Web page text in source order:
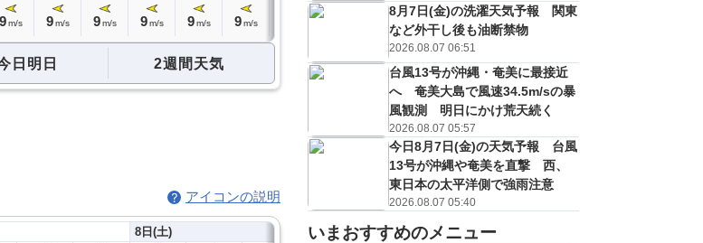
9 m/s 9 m/s 9 m/s 9 m/s 9 m/s 9 m/s m/s 9m/s 9m/s 8 8
日明日 2週間天気
アイコンの説明
8日(土)
8月7日(金)の洗濯天気予報 関東
など外干し後も油断禁物
2026.08.07 06:51
台風13号が沖縄・奄美に最接近
へ 奄美大島で風速34.5m/sの暴
風観測 明日にかけ荒天続く
2026.08.07 05:57
今日8月7日(金)の天気予報 台風
13号が沖縄や奄美を直撃 西、
東日本の太平洋側で強雨注意
2026.08.07 05:40
いまおすすめのメニュー